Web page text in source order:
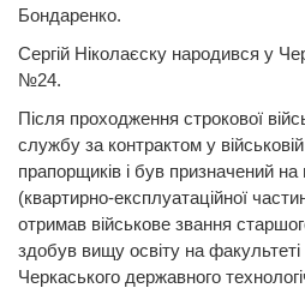
Бондаренко.
Сергій Ніколаєску народився у
№24.
Після проходження строкової
службу за контрактом у
прапорщиків і був призначений
(квартирно-експлуатаційної
отримав військове звання
здобув вищу освіту на факультеті
Черкаського державного